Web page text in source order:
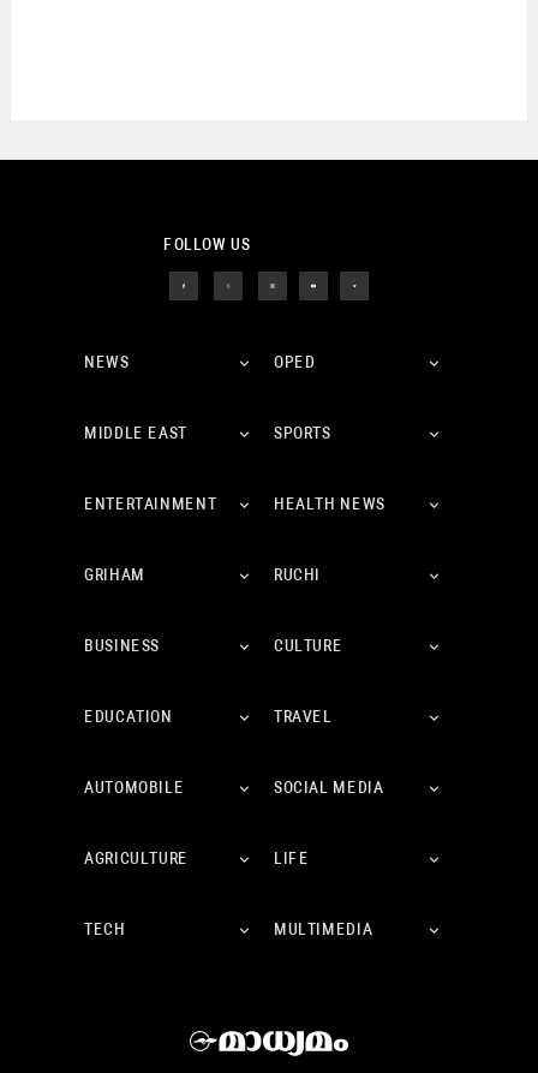
FOLLOW US
NEWS OPED
MIDDLE EAST SPORTS
ENTERTAINMENT HEALTH NEWS
GRIHAM RUCHI
BUSINESS CULTURE
EDUCATION TRAVEL
AUTOMOBILE SOCIAL MEDIA
AGRICULTURE LIFE
TECH MULTIMEDIA